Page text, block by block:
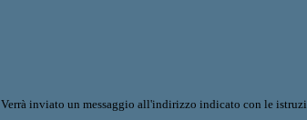
Verrà inviato un messaggio all'indirizzo indicato con le